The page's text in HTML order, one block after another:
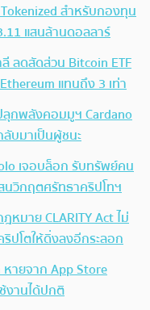
สำหรับกองทุน
แสนล้านดอลลาร์
ลดสัดส่วน Bitcoin ETF
แทนถึง 3 เท่า
ลุกพลังคอมมูฯ Cardano
บมาเป็นผู้ชนะ
เจอบล็อก รับทรัพย์คน
นวิกฤตศรัทธาคริปโทฯ
หมาย CLARITY Act ไม่
ปโตให้ดิ่งลงอีกระลอก
ายจาก App Store
งานได้ปกติ